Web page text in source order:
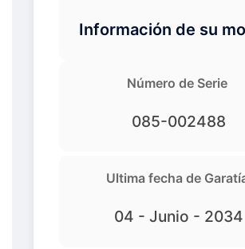
Información de su
Número de Serie
085-002488
Ultima fecha de
04 - Junio - 2034